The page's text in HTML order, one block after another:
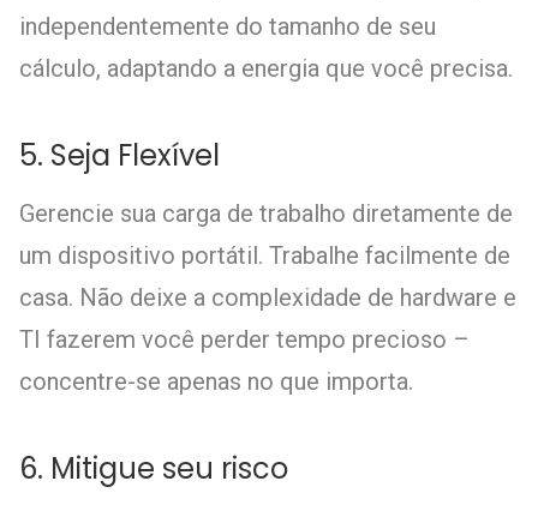
independentemente do tamanho de seu
cálculo, adaptando a energia que você precisa.
5. Seja Flexível
Gerencie sua carga de trabalho diretamente de
um dispositivo portátil. Trabalhe facilmente de
casa. Não deixe a complexidade de hardware e
TI fazerem você perder tempo precioso –
concentre-se apenas no que importa.
6. Mitigue seu risco